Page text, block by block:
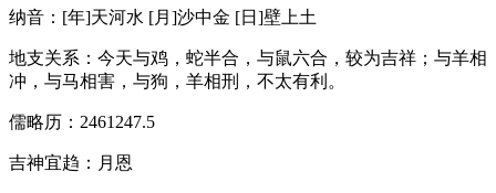
纳音：[年]天河水 [月]沙中金 [日]壁上土
地支关系：今天与鸡，蛇半合，与鼠六合，较为吉祥；与羊相
冲，与马相害，与狗，羊相刑，不太有利。
儒略历：2461247.5
吉神宜趋：月恩